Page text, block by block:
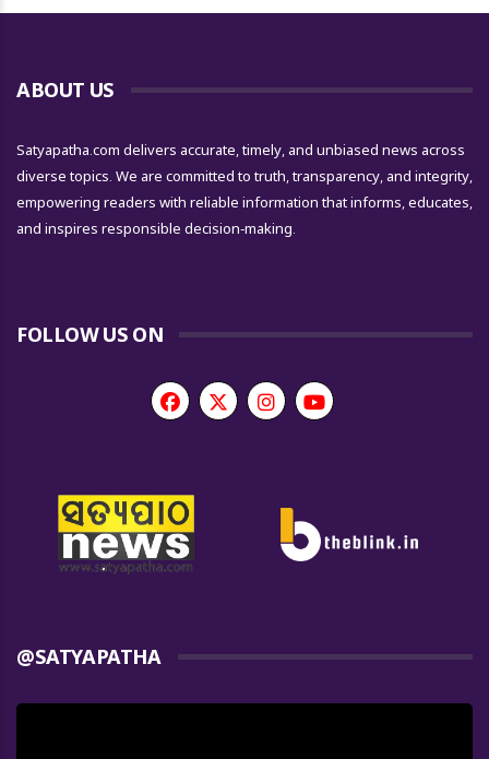
ABOUT US
Satyapatha.com delivers accurate, timely, and unbiased news across
diverse topics. We are committed to truth, transparency, and integrity,
empowering readers with reliable information that informs, educates,
and inspires responsible decision-making.
FOLLOW US ON
@SATYAPATHA